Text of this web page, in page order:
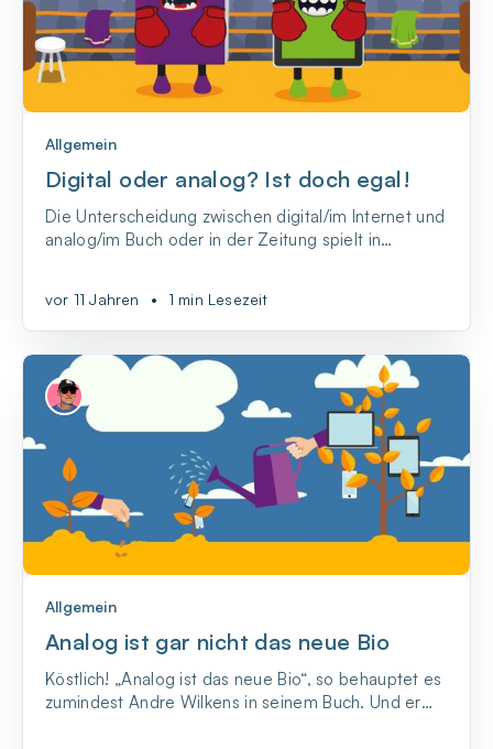
Allgemein
Digital oder analog? Ist doch egal!
Die Unterscheidung zwischen digital/im Internet und
analog/im Buch oder in der Zeitung spielt in
vor 11 Jahren • 1 min Lesezeit
Allgemein
Analog ist gar nicht das neue Bio
Köstlich! „Analog ist das neue Bio“, so behauptet es
zumindest Andre Wilkens in seinem Buch. Und er